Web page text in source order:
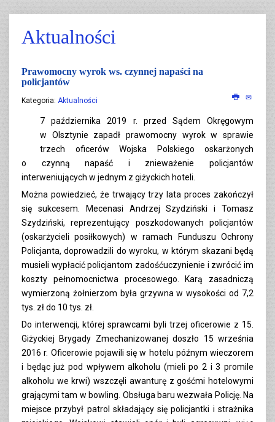
Aktualności
Prawomocny wyrok ws. czynnej napaści na
policjantów
Kategoria: Aktualności
7 października 2019 r. przed Sądem Okręgowym
w Olsztynie zapadł prawomocny wyrok w sprawie
trzech oficerów Wojska Polskiego oskarżonych
o czynną napaść i znieważenie policjantów
interweniujących w jednym z giżyckich hoteli.
Można powiedzieć, że trwający trzy lata proces zakończył
się sukcesem. Mecenasi Andrzej Szydziński i Tomasz
Szydziński, reprezentujący poszkodowanych policjantów
(oskarżycieli posiłkowych) w ramach Funduszu Ochrony
Policjanta, doprowadzili do wyroku, w którym skazani będą
musieli wypłacić policjantom zadośćuczynienie i zwrócić im
koszty pełnomocnictwa procesowego. Karą zasadniczą
wymierzoną żołnierzom była grzywna w wysokości od 7,2
tys. zł do 10 tys. zł.
Do interwencji, której sprawcami byli trzej oficerowie z 15.
Giżyckiej Brygady Zmechanizowanej doszło 15 września
2016 r. Oficerowie pojawili się w hotelu późnym wieczorem
i będąc już pod wpływem alkoholu (mieli po 2 i 3 promile
alkoholu we krwi) wszczęli awanturę z gośćmi hotelowymi
grającymi tam w bowling. Obsługa baru wezwała Policję. Na
miejsce przybył patrol składający się policjantki i strażnika